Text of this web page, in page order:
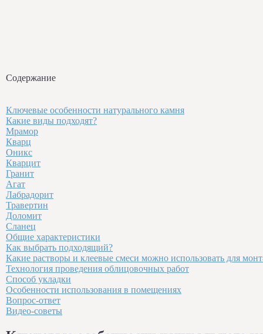
Содержание
Ключевые особенности натурального камня
Какие виды подходят?
Мрамор
Кварц
Оникс
Кварцит
Гранит
Агат
Лабрадорит
Травертин
Доломит
Сланец
Общие характеристики
Как выбрать подходящий?
Какие растворы и клеевые смеси можно использовать для
Технология проведения облицовочных работ
Способ укладки
Особенности использования в помещениях
Вопрос-ответ
Видео-советы